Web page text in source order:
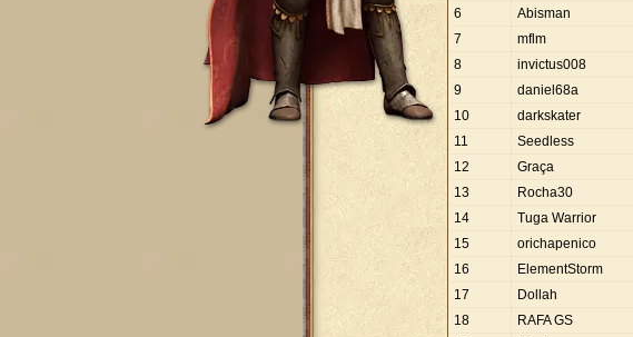
6
Abisman
7
mflm
8
invictus008
9
daniel68a
10
darkskater
11
Seedless
12
Graça
13
Rocha30
14
Tuga Warrior
15
orichapenico
16
ElementStorm
17
Dollah
18
RAFA GS